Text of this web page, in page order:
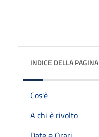
INDICE DELLA PAGINA
Cos'è
A chi è rivolto